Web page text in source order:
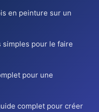
en peinture sur un
simples pour le faire
pour une
complet pour créer